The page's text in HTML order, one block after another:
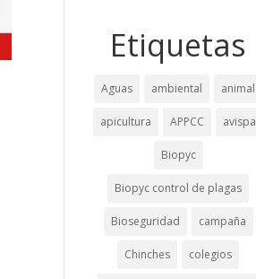
Etiquetas
Aguas ambiental animal
apicultura APPCC avispa
Biopyc
Biopyc control de plagas
Bioseguridad campaña
Chinches colegios